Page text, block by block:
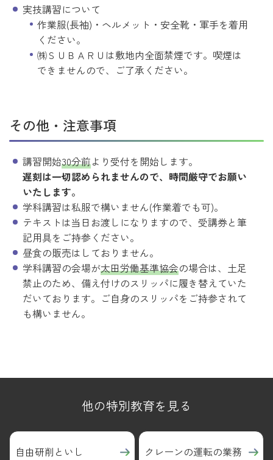
実技講習について
作業服(長袖)・ヘルメット・安全靴・軍手を着用
ください。
㈱ＳＵＢＡＲＵは敷地内全面禁煙です。喫煙は
できませんので、ご了承ください。
その他・注意事項
講習開始30分前より受付を開始します。
遅刻は一切認められませんので、時間厳守でお願い
いたします。
学科講習は私服で構いません(作業着でも可)。
テキストは当日お渡しになりますので、受講券と筆
記用具をご持参ください。
昼食の販売はしておりません。
学科講習の会場が太田労働基準協会の場合は、土足
禁止のため、備え付けのスリッパに履き替えていた
だいております。ご自身のスリッパをご持参されて
も構いません。
他の特別教育を見る
自由研削といし クレーンの運転の業務